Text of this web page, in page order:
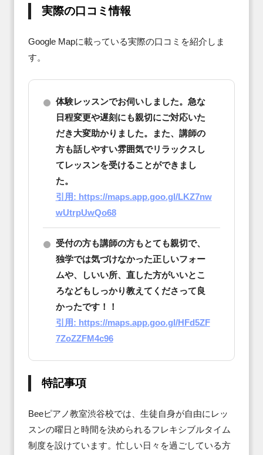
実際の口コミ情報
Google Mapに載っている実際の口コミを紹介しま
す。
体験レッスンでお伺いしました。急な
日程変更や遅刻にも親切にご対応いた
だき大変助かりました。また、講師の
方も話しやすい雰囲気でリラックスし
てレッスンを受けることができまし
た。
引用: https://maps.app.goo.gl/LKZ7nw
wUtrpUwQo68
受付の方も講師の方もとても親切で、
独学では気づけなかった正しいフォー
ムや、しいい所、直した方がいいとこ
ろなどもしっかり教えてくださって良
かったです！！
引用: https://maps.app.goo.gl/HFd5ZF
7ZoZZFM4c96
特記事項
Beeピアノ教室渋谷校では、生徒自身が自由にレッ
スンの曜日と時間を決められるフレキシブルタイム
制度を設けています。忙しい日々を過ごしている方